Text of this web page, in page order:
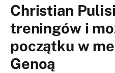
Christian
treningów i
początku w
Genoą